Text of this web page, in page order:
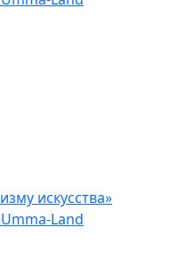
искусства»
Land